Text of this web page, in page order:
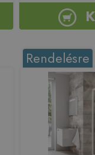
Rendelésre